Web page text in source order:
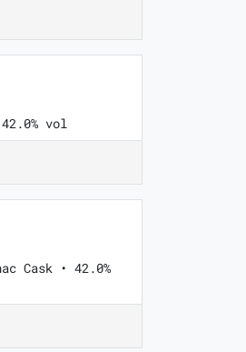
vol
Cask • 42.0%